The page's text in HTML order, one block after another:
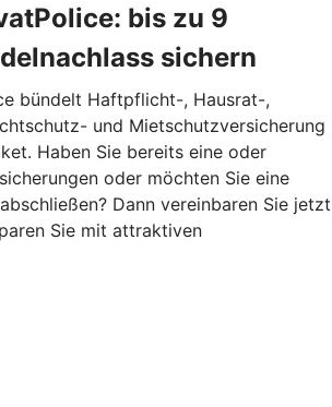
bis zu 9
sichern
bündelt Haftpflicht-, Hausrat-,
und Mietschutzversicherung
Haben Sie bereits eine oder
oder möchten Sie eine
Dann vereinbaren Sie jetzt
Sie mit attraktiven